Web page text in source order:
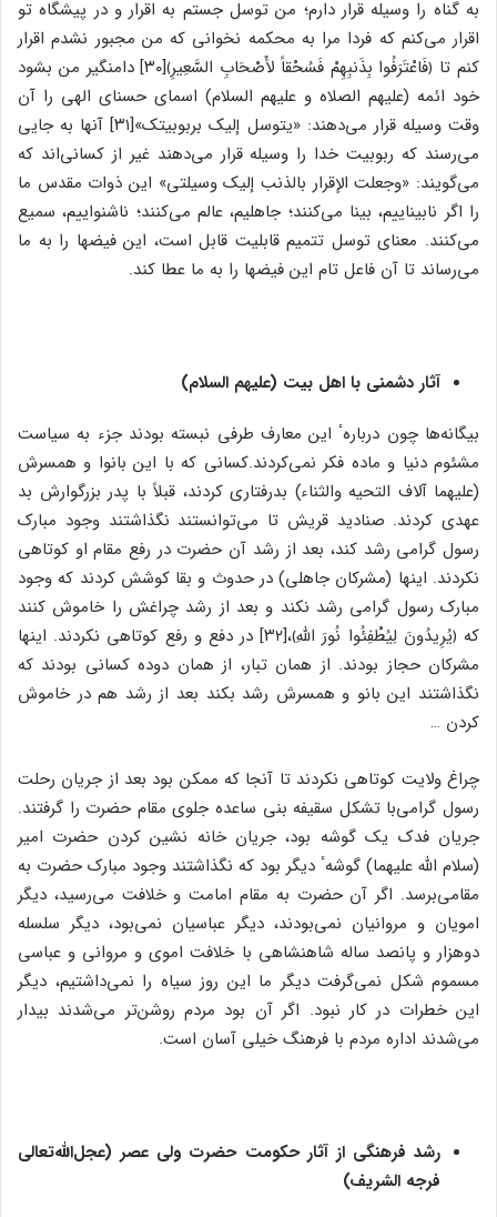
به گناه را وسیله قرار دارم؛ من توسل جستم به اقرار و در پیشگاه تو
اقرار می‌کنم که فردا مرا به محکمه نخوانی که من مجبور نشدم اقرار
کنم تا ﴿فَاعْتَرَفُوا بِذَنبِهِمْ فَسُحْقاً لأَصْحَابِ السَّعِیرِ﴾[۳۰] دامنگیر من بشود
خود ائمه (علیهم الصلاه و علیهم السلام) اسمای حسنای الهی را آن
وقت وسیله قرار می‌دهند: «یتوسل إلیک بربوبیتک»[۳۱] آنها به جایی
می‌رسند که ربوبیت خدا را وسیله قرار می‌دهند غیر از کسانی‌اند که
می‌گویند: «وجعلت الإقرار بالذنب إلیک وسیلتی» این ذوات مقدس ما
را اگر نابیناییم، بینا می‌کنند؛ جاهلیم، عالم می‌کنند؛ ناشنواییم، سمیع
می‌کنند. معنای توسل تتمیم قابلیت قابل است، این فیضها را به ما
می‌رساند تا آن فاعل تام این فیضها را به ما عطا کند.
آثار دشمنی با اهل بیت (علیهم السلام)
بیگانه‌ها چون دربارهٴ این معارف طرفی نبسته بودند جزء به سیاست
مشئوم دنیا و ماده فکر نمی‌کردند.کسانی که با این بانوا و همسرش
(علیهما آلاف التحیه والثناء) بدرفتاری کردند، قبلاً با پدر بزرگوارش بد
عهدی کردند. صنادید قریش تا می‌توانستند نگذاشتند وجود مبارک
رسول گرامی رشد کند، بعد از رشد آن حضرت در رفع مقام او کوتاهی
نکردند. اینها (مشرکان جاهلی) در حدوث و بقا کوشش کردند که وجود
مبارک رسول گرامی رشد نکند و بعد از رشد چراغش را خاموش کنند
که ﴿یُرِیدُونَ لِیُطْفِئُوا نُورَ اللَّهِ﴾،[۳۲] در دفع و رفع کوتاهی نکردند. اینها
مشرکان حجاز بودند. از همان تبار، از همان دوده کسانی بودند که
نگذاشتند این بانو و همسرش رشد بکند بعد از رشد هم در خاموش
کردن …
چراغ ولایت کوتاهی نکردند تا آنجا که ممکن بود بعد از جریان رحلت
رسول گرامی‌با تشکل سقیفه بنی ساعده جلوی مقام حضرت را گرفتند.
جریان فدک یک گوشه بود، جریان خانه نشین کردن حضرت امیر
(سلام الله علیهما) گوشهٴ دیگر بود که نگذاشتند وجود مبارک حضرت به
مقامی‌برسد. اگر آن حضرت به مقام امامت و خلافت می‌رسید، دیگر
امویان و مروانیان نمی‌بودند، دیگر عباسیان نمی‌بود، دیگر سلسله
دوهزار و پانصد ساله شاهنشاهی با خلافت اموی و مروانی و عباسی
مسموم شکل نمی‌گرفت دیگر ما این روز سیاه را نمی‌داشتیم، دیگر
این خطرات در کار نبود. اگر آن بود مردم روشن‌تر می‌شدند بیدار
می‌شدند اداره مردم با فرهنگ خیلی آسان است.
رشد فرهنگی از آثار حکومت حضرت ولی عصر (عجل‌الله‌تعالی
فرجه الشریف)